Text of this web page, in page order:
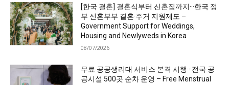
[한국 결혼] 결혼식부터 신혼집까지···한국 정
부 신혼부부 결혼·주거 지원제도 –
Government Support for Weddings,
Housing and Newlyweds in Korea
08/07/2026
무료 공공생리대 서비스 본격 시행···전국 공
공시설 500곳 순차 운영 – Free Menstrual